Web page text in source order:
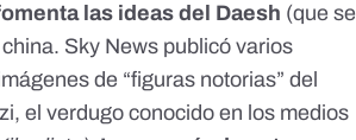
las ideas del Daesh (que se
Sky News publicó varios
de “figuras notorias” del
, elverdugo conocidoen los medios